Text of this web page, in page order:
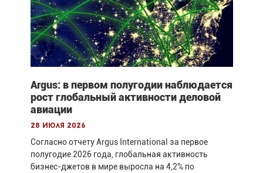
Argus: в первом полугодии наблюдается
рост глобальный активности деловой
авиации
28 июля 2026
Согласно отчету Argus International за первое
полугодие 2026 года, глобальная активность
бизнес-джетов в мире выросла на 4,2% по